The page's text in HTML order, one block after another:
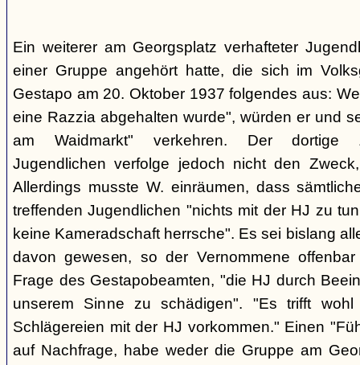
Ein weiterer am Georgsplatz verhafteter
einer Gruppe angehört hatte, die sich im
Gestapo am 20. Oktober 1937 folgendes aus:
eine Razzia abgehalten wurde", würden er und
am Waidmarkt" verkehren. Der dortige
Jugendlichen verfolge jedoch nicht den
Allerdings musste W. einräumen, dass
treffenden Jugendlichen "nichts mit der HJ zu
keine Kameradschaft herrsche". Es sei bislang
davon gewesen, so der Vernommene
Frage des Gestapobeamten, "die HJ durch
unserem Sinne zu schädigen". "Es trifft
Schlägereien mit der HJ vorkommen." Einen
auf Nachfrage, habe weder die Gruppe am